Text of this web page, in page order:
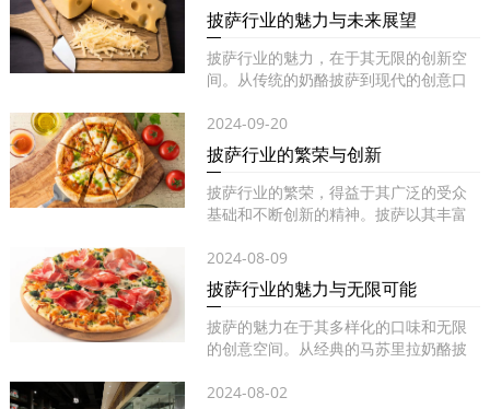
披萨行业的魅力与未来展望
披萨行业的魅力，在于其无限的创新空
间。从传统的奶酪披萨到现代的创意口
2024-09-20
披萨行业的繁荣与创新
披萨行业的繁荣，得益于其广泛的受众
基础和不断创新的精神。披萨以其丰富
2024-08-09
披萨行业的魅力与无限可能
披萨的魅力在于其多样化的口味和无限
的创意空间。从经典的马苏里拉奶酪披
2024-08-02